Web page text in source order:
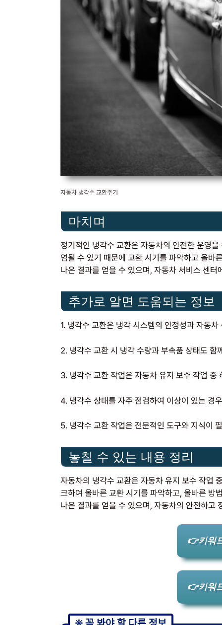
자동차 냉각수 교환주기
마치며
정기적인 냉각수 교환은 자동차의 안전한 운영
염될 수 있기 때문에 교환 시기를 파악하고 올바
나은 결과를 얻을 수 있으며, 자동차 서비스 센
추가로 알면 도움되는 정보
1. 냉각수 교환은 냉각 시스템의 안정성과 자동
2. 냉각수 교환 시 냉각 수량과 부속품 상태도 함
3. 냉각수 교환 작업은 자동차 유지 보수 작업 중
4. 냉각수 상태를 자주 점검하여 이상이 있는 경
5. 냉각수 교환 작업은 전문적인 도구와 지식이
놓칠 수 있는 내용 정리
자동차의 냉각수 교환은 자동차 유지 보수 작업
크하여 올바른 교환 시기를 파악하고, 올바른 방
나은 결과를 얻을 수 있으며, 자동차의 안전하고
👉키워
👉키워